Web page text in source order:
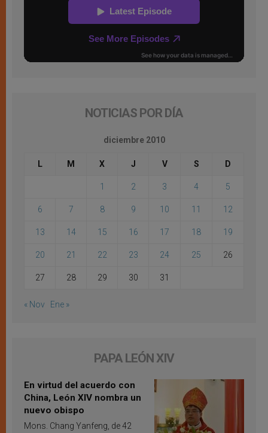
NOTICIAS POR DÍA
diciembre 2010
L M X J V S D
1 2 3 4 5
6 7 8 9 10 11 12
13 14 15 16 17 18 19
20 21 22 23 24 25 26
27 28 29 30 31
« Nov Ene »
PAPA LEÓN XIV
En virtud del acuerdo con
China, León XIV nombra un
nuevo obispo
Mons. Chang Yanfeng, de 42